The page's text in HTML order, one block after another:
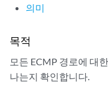
policy permit-ftp
            }
의미
목적
모든 ECMP 경로에 대
나는지 확인합니다.